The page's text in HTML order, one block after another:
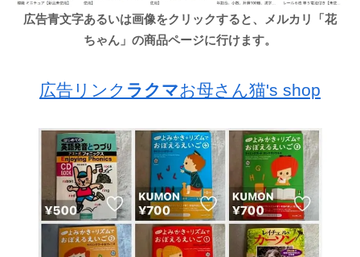
広告青文字あるいは画像をクリックすると、メルカリ「花
ちゃん」の商品ページに行けます。
広告リンク ラクマお母さん猫's shop